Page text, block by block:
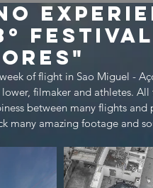
of flight in Sao Miguel -
filmaker and athletes.
between many flights and
many amazing footage and